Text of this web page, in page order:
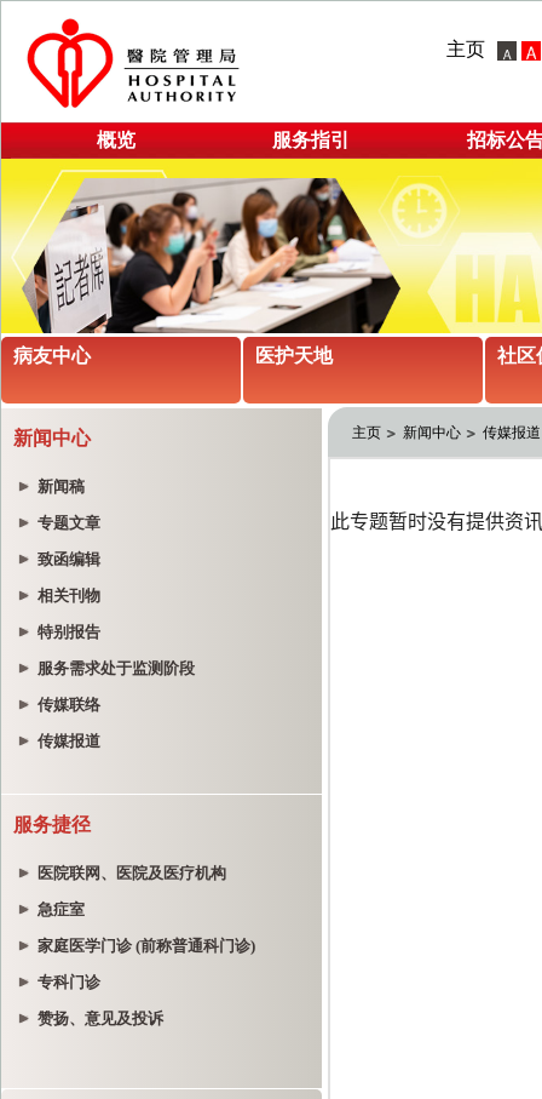
主页
概览 服务指引 招标公
病友中心 医护天地 社区
新闻中心
新闻稿
专题文章
致函编辑
相关刊物
特别报告
服务需求处于监测阶段
传媒联络
传媒报道
服务捷径
医院联网、医院及医疗机构
急症室
家庭医学门诊 (前称普通科门诊)
专科门诊
赞扬、意见及投诉
主页 新闻中心 传媒报道